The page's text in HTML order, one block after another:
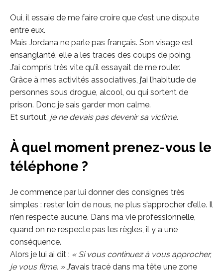
Oui, il essaie de me faire croire que c’est une dispute
entre eux.
Mais Jordana ne parle pas français. Son visage est
ensanglanté, elle a les traces des coups de poing.
J’ai compris très vite qu’il essayait de me rouler.
Grâce à mes activités associatives, j’ai l’habitude de
personnes sous drogue, alcool, ou qui sortent de
prison. Donc je sais garder mon calme.
Et surtout, je ne devais pas devenir sa victime.
À quel moment prenez-vous le
téléphone ?
Je commence par lui donner des consignes très
simples : rester loin de nous, ne plus s’approcher d’elle. Il
n’en respecte aucune. Dans ma vie professionnelle,
quand on ne respecte pas les règles, il y a une
conséquence.
Alors je lui ai dit : « Si vous continuez à vous approcher,
je vous filme. »J’avais tracé dans ma tête une zone